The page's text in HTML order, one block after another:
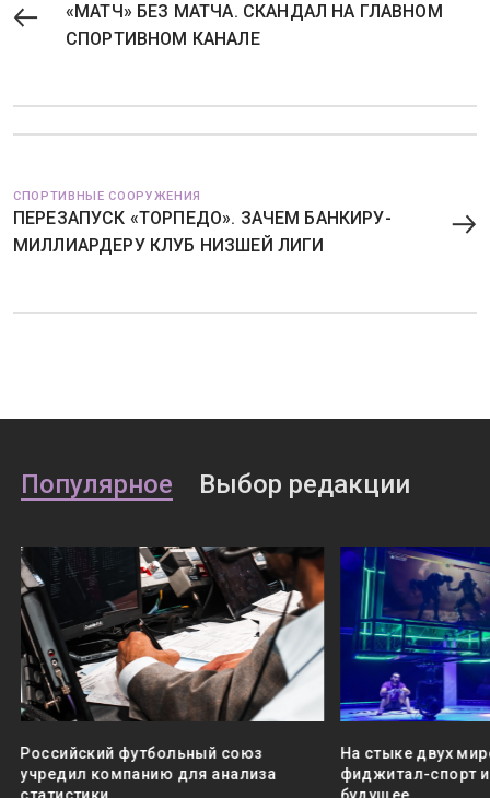
«МАТЧ» БЕЗ МАТЧА. СКАНДАЛ НА ГЛАВНОМ
СПОРТИВНОМ КАНАЛЕ
СПОРТИВНЫЕ СООРУЖЕНИЯ
ПЕРЕЗАПУСК «ТОРПЕДО». ЗАЧЕМ БАНКИРУ-
МИЛЛИАРДЕРУ КЛУБ НИЗШЕЙ ЛИГИ
Популярное Выбор редакции
Российский футбольный союз
учредил компанию для анализа
На стыке двух
фиджитал-спорт